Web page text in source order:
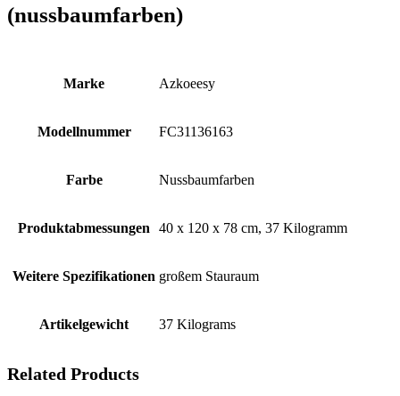
(nussbaumfarben)
Marke ‎Azkoeesy
Modellnummer ‎FC31136163
Farbe ‎Nussbaumfarben
Produktabmessungen ‎40 x 120 x 78 cm, 37 Kilogramm
Weitere Spezifikationen ‎großem Stauraum
Artikelgewicht ‎37 Kilograms
Related Products